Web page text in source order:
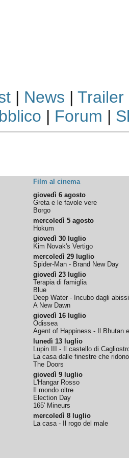
| News | Trailer
| Forum |
Film al cinema
giovedì 6 agosto
Greta e le favole vere
Borgo
mercoledì 5 agosto
Hokum
giovedì 30 luglio
Kim Novak's Vertigo
mercoledì 29 luglio
Spider-Man - Brand New Day
giovedì 23 luglio
Terapia di famiglia
Blue
Deep Water - Incubo dagli abissi
A New Dawn
giovedì 16 luglio
Odissea
Agent of Happiness - Il Bhutan
lunedì 13 luglio
Lupin III - Il castello di
La casa dalle finestre che ridono
The Doors
giovedì 9 luglio
L'Hangar Rosso
Il mondo oltre
Election Day
165' Mineurs
mercoledì 8 luglio
La casa - Il rogo del male